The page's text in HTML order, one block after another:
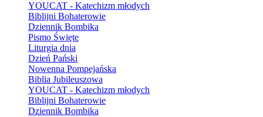
YOUCAT - Katechizm młodych
Biblijni Bohaterowie
Dziennik Bombika
Pismo Święte
Liturgia dnia
Dzień Pański
Nowenna Pompejańska
Biblia Jubileuszowa
YOUCAT - Katechizm młodych
Biblijni Bohaterowie
Dziennik Bombika